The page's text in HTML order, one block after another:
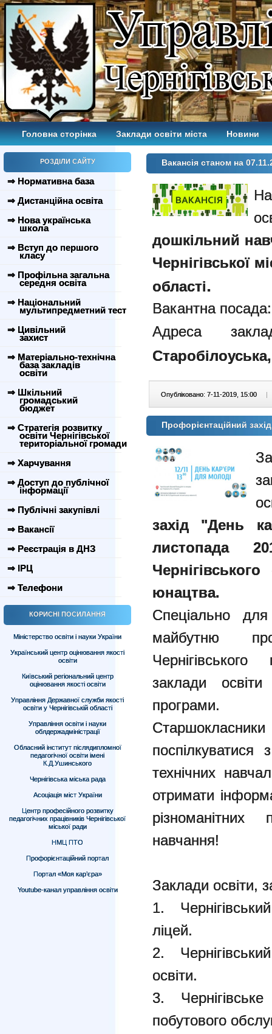
Головна сторінка Заклади освіти міста Новини
РОЗДІЛИ САЙТУ
⇒ Нормативна база
⇒ Дистанційна освіта
⇒ Нова українська
школа
⇒ Вступ до першого
класу
⇒ Профільна загальна
середня освіта
⇒ Національний
мультипредметний тест
⇒ Цивільний
захист
⇒ Матеріально-технічна
база закладів
освіти
⇒ Шкільний
громадський
бюджет
⇒ Стратегія розвитку
освіти Чернігівської
територіальної громади
⇒ Харчування
⇒ Доступ до публічної
інформації
⇒ Публічні закупівлі
⇒ Вакансії
⇒ Реєстрація в ДНЗ
⇒ ІРЦ
⇒ Телефони
КОРИСНІ ПОСИЛАННЯ
Міністерство освіти і науки України
Український центр оцінювання якості
освіти
Київський регіональний центр
оцінювання якості освіти
Управління Державної служби якості
освіти у Чернігівській області
Управління освіти і науки
облдержадміністрації
Обласний інститут післядипломної
педагогічної освіти імені
К.Д.Ушинського
Чернігівська міська рада
Асоціація міст України
Центр професійного розвитку
педагогічних працівників Чернігівської
міської ради
НМЦ ПТО
Профорієнтаційний портал
Портал «Моя кар’єра»
Youtube-канал управління освіти
Вакансія станом на
дошкільний
Чернігівської
області.
Вакантна
Адреса
Опубліковано: 7-11-2019, 15:00 |
Профорієнтаційний
захід "День
листопада
юнацтва.
Спеціально
майбутню
заклади
програми.
поспілкуватися
технічних
отримати
навчання!
Заклади освіти,
1.
ліцей.
2.
освіти.
3.
побутового